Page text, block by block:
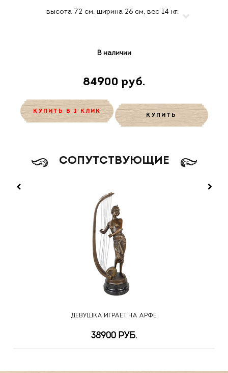
В наличии
84900 руб.
КУПИТЬ В 1 КЛИК
КУПИТЬ
CОПУТСТВУЮЩИЕ
ДЕВУШКА ИГРАЕТ НА АРФЕ
38900 РУБ.